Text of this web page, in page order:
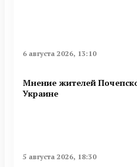
6 августа 2026, 13:10
Мнение жителей
Украине
5 августа 2026, 18:30